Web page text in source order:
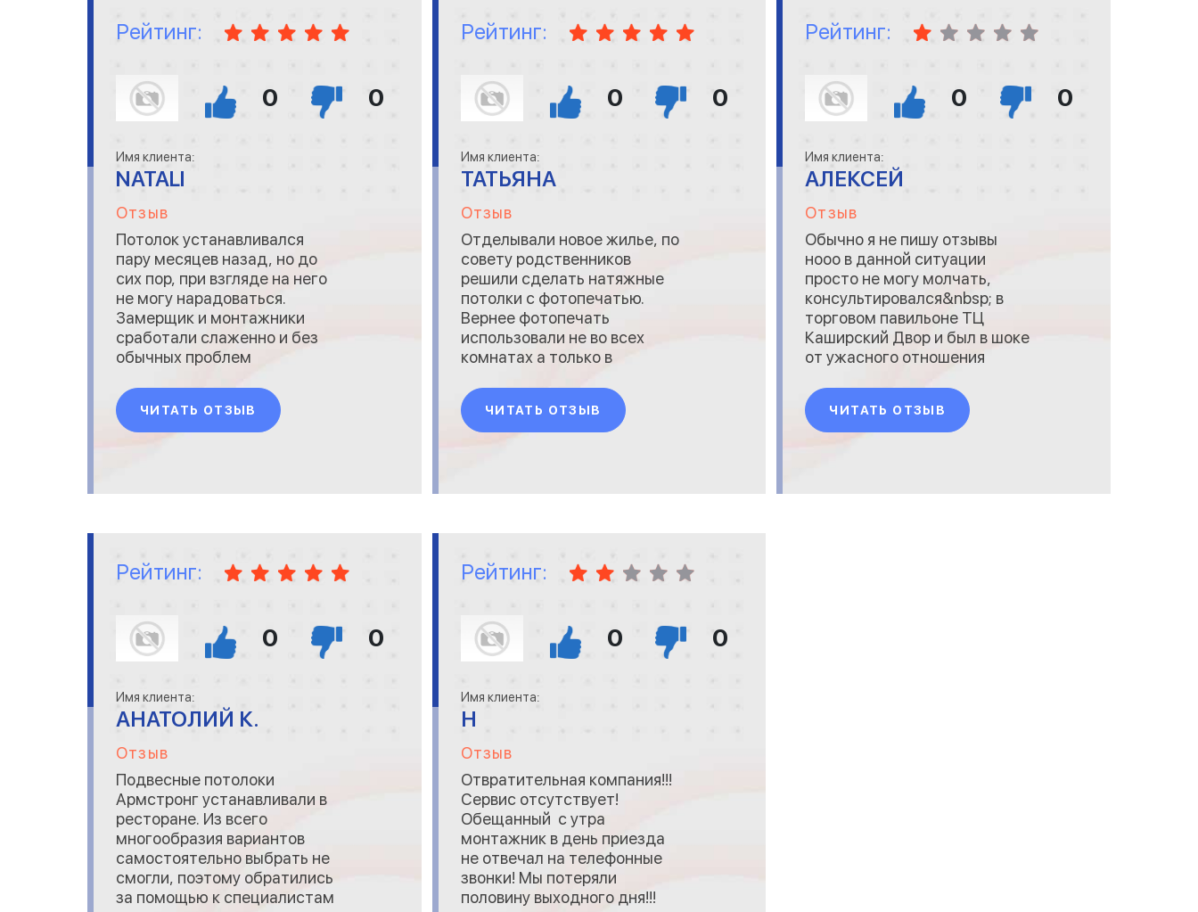
Рейтинг:
0 0
Имя клиента:
NATALI
Отзыв
Потолок устанавливался
пару месяцев назад, но до
сих пор, при взгляде на него
не могу нарадоваться.
Замерщик и монтажники
сработали слаженно и без
обычных проблем
полгода).
ЧИТАТЬ ОТЗЫВ
Рейтинг:
0 0
Имя клиента:
ТАТЬЯНА
Отзыв
Отделывали новое жилье, по
совету родственников
решили сделать натяжные
потолки с фотопечатью.
Вернее фотопечать
использовали не во всех
комнатах а только в
Специалисты компании
&laquo;МИР
ПОТОЛКОВ&raquo;
ЧИТАТЬ ОТЗЫВ
Рейтинг:
0 0
Имя клиента:
АЛЕКСЕЙ
Отзыв
Обычно я не пишу отзывы
нооо в данной ситуации
просто не могу молчать,
консультировался&nbsp; в
торговом павильоне ТЦ
Каширский Двор и был в шоке
от ужасного отношения
Я думаю, что руководству
нужно задуматься о смене
таких непрофесионалов т.к.
ЧИТАТЬ ОТЗЫВ
Рейтинг:
0 0
Имя клиента:
АНАТОЛИЙ К.
Отзыв
Подвесные потолоки
Армстронг устанавливали в
ресторане. Из всего
многообразия вариантов
самостоятельно выбрать не
смогли, поэтому обратились
за помощью к специалистам
Рейтинг:
0 0
Имя клиента:
Н
Отзыв
Отвратительная компания!!!
Сервис отсутствует!
Обещанный с утра
монтажник в день приезда
не отвечал на телефонные
звонки! Мы потеряли
половину выходного дня!!!